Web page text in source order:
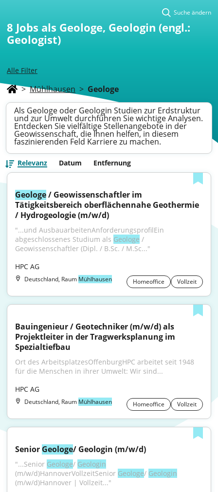
Alle Filter
Suche ändern
8 Jobs als Geologe, Geologin (engl.:
Geologist)
> Mühlhausen > Geologe
Als Geologe oder Geologin Studien zur Erdstruktur
und zur Umwelt durchführen Sie wichtige Analysen.
Entdecken Sie vielfältige Stellenangebote in der
Geowissenschaft, die Ihnen helfen, in diesem
faszinierenden Feld Karriere zu machen.
Relevanz Datum Entfernung
Geologe / Geowissenschaftler im
Tätigkeitsbereich oberflächennahe Geothermie
/ Hydrogeologie (m/w/d)
"...und AusbauarbeitenAnforderungsprofilEin
abgeschlossenes Studium als Geologe /
Geowissenschaftler (Dipl. / B.Sc. / M.Sc..."
HPC AG
Deutschland, Raum Mühlhausen Homeoffice Vollzeit
Bauingenieur / Geotechniker (m/w/d) als
Projektleiter in der Tragwerksplanung im
Spezialtiefbau
Ort des ArbeitsplatzesOffenburgHPC arbeitet seit 1948
für die Menschen in ihrer Umwelt: Wir sind...
HPC AG
Deutschland, Raum Mühlhausen Homeoffice Vollzeit
Senior Geologe/ Geologin (m/w/d)
"...Senior Geologe/ Geologin
(m/w/d)HannoverVollzeitSenior Geologe/ Geologin
(m/w/d)Hannover | Vollzeit..."